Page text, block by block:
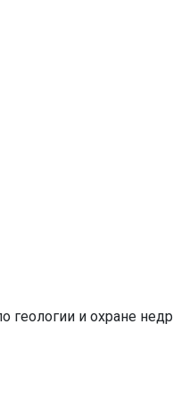
геологии и охране недр